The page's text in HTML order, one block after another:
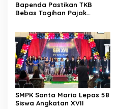
Bapenda Pastikan TKB
Bebas Tagihan Pajak
SMPK Santa Maria Lepas 58
Siswa Angkatan XVII